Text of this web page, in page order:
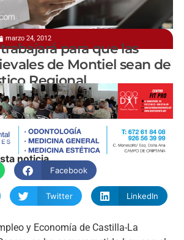
marzo 24, 2012
para que las
de Montiel sean de
Regional
noticia
Facebook
Twitter LinkedIn
y Economía de Castilla-La